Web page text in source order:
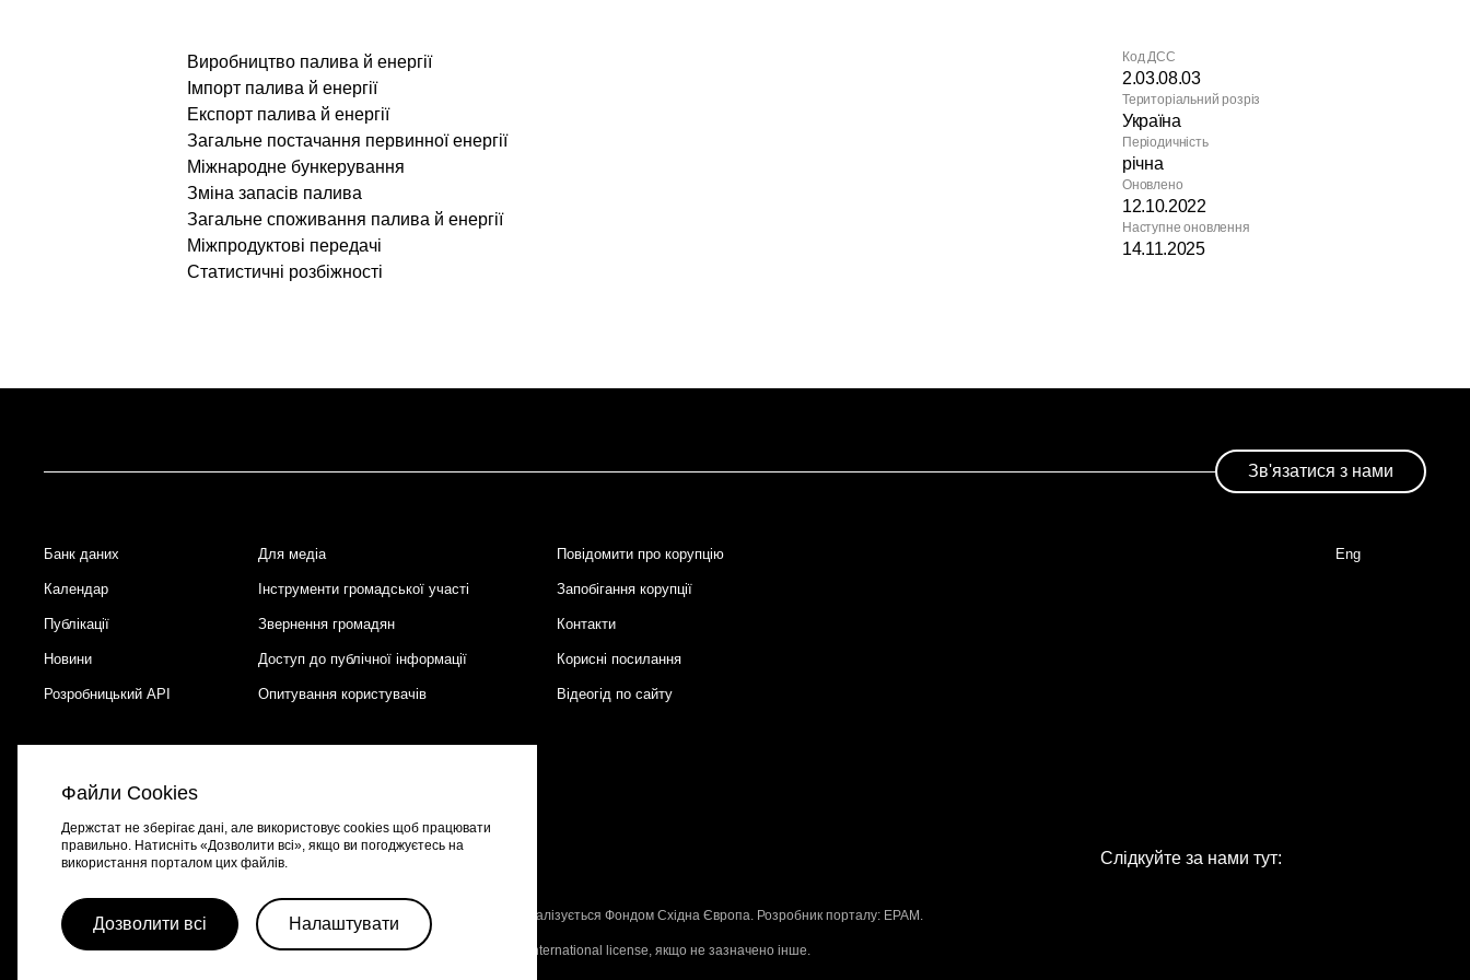
Виробництво палива й енергії
Імпорт палива й енергії
Експорт палива й енергії
Загальне постачання первинної енергії
Міжнародне бункерування
Зміна запасів палива
Загальне споживання палива й енергії
Міжпродуктові передачі
Статистичні розбіжності
Код ДСС
2.03.08.03
Територіальний розріз
Україна
Періодичність
річна
Оновлено
12.10.2022
Наступне оновлення
14.11.2025
Зв'язатися з нами
Footer
Банк даних Для медіа Повідомити про корупцію
Календар Інструменти громадської участі Запобігання корупції
Публікації Звернення громадян Контакти
Новини Доступ до публічної інформації Корисні посилання
Розробницький API Опитування користувачів Відеогід по сайту
Eng
Портал створено за підтримки швейцарсько-української програми , що реалізується Фондом Східна Європа. Розробник порталу: EPAM .
© 2026 Весь контент доступний за ліцензієюCreative Commons Attribution 4.0 International license, якщо не зазначено інше.
Слідкуйте за нами тут:
Файли Cookies
Держстат не зберігає дані, але використовує cookies щоб працювати
правильно. Натисніть «Дозволити всі», якщо ви погоджуєтесь на
використання порталом цих файлів.
Дозволити всі Налаштувати